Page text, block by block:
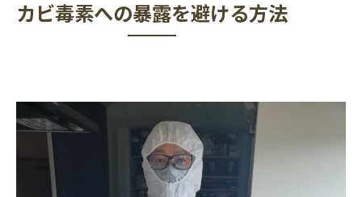
カビ毒素への暴露を避ける方法